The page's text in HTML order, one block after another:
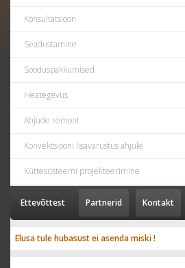
Konsultatsioon
Seadustamine
Sooduspakkumised
Heategevus
Ahjude remont
Konvektsiooni lisavarustus ahjule
Küttesüsteemi projekteerimine
Ettevõttest Partnerid Kontakt
Elusa tule hubasust ei asenda miski !